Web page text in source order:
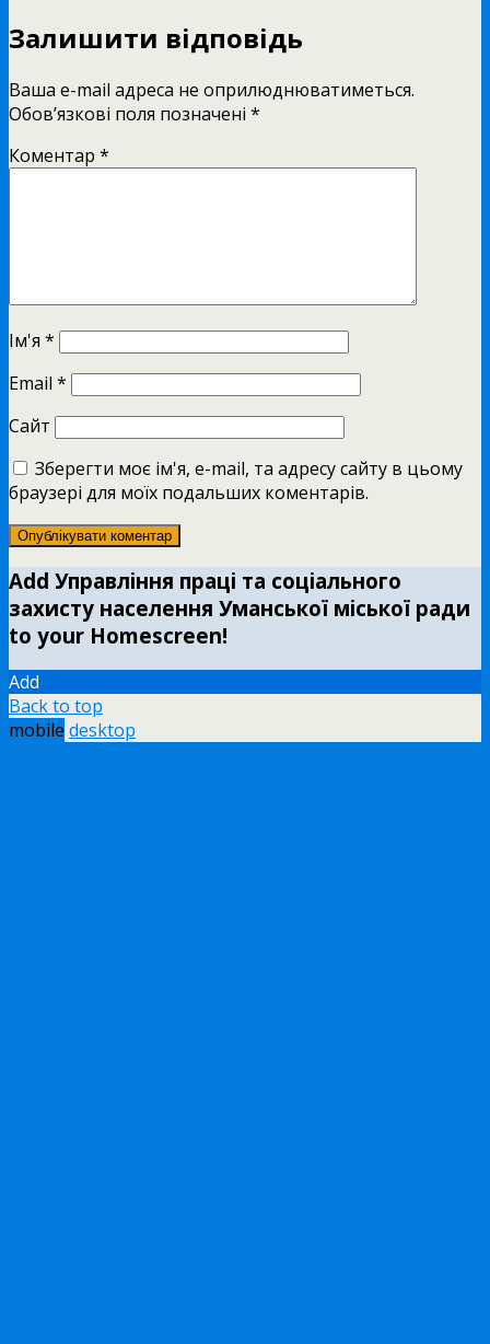
Залишити відповідь
Ваша e-mail адреса не оприлюднюватиметься.
Обов’язкові поля позначені *
Коментар *
Ім'я *
Email *
Сайт
Зберегти моє ім'я, e-mail, та адресу сайту в цьому
браузері для моїх подальших коментарів.
Add Управління праці та соціального
захисту населення Уманської міської ради
to your Homescreen!
Add
Back to top
mobile desktop